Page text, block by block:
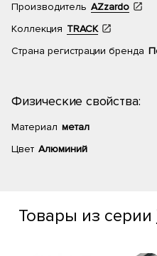
Производитель AZzardo
Коллекция TRACK
Страна регистрации бренда
Физические свойства:
Материал метал
Цвет Алюминий
Товары из серии